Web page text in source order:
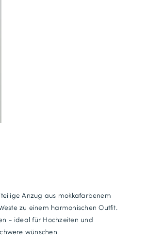
Anzug aus mokkafarbenem
zu einem harmonischen Outfit.
- ideal für Hochzeiten und
wünschen.